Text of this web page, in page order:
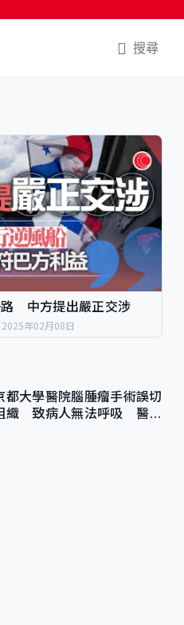
搜尋
路 中方提出嚴正交涉
2025年02月08日
都大學醫院腦腫瘤手術誤切
織 致病人無法呼吸 醫院